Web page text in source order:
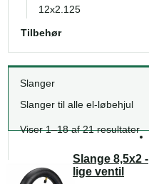
12x2.125
Tilbehør
Slanger
Slanger til alle el-løbehjul
Viser 1–18 af 21 resultater
Slange 8,5x2 -
lige ventil